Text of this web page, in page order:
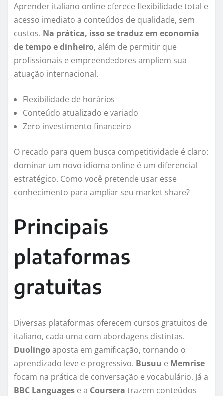
Aprender italiano online oferece flexibilidade total e
acesso imediato a conteúdos de qualidade, sem
custos. Na prática, isso se traduz em economia
de tempo e dinheiro, além de permitir que
profissionais e empreendedores ampliem sua
atuação internacional.
Flexibilidade de horários
Conteúdo atualizado e variado
Zero investimento financeiro
O recado para quem busca competitividade é claro:
dominar um novo idioma online é um diferencial
estratégico. Como você pretende usar esse
conhecimento para ampliar seu market share?
Principais
plataformas
gratuitas
Diversas plataformas oferecem cursos gratuitos de
italiano, cada uma com abordagens distintas.
Duolingo aposta em gamificação, tornando o
aprendizado leve e progressivo. Busuu e Memrise
focam na prática de conversação e vocabulário. Já a
BBC Languages e a Coursera trazem conteúdos